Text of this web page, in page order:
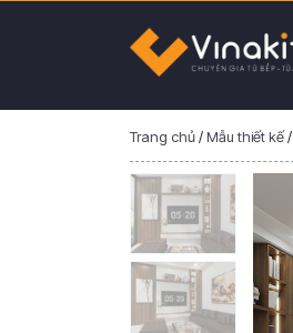
Trang chủ/Mẫu thiết kế/